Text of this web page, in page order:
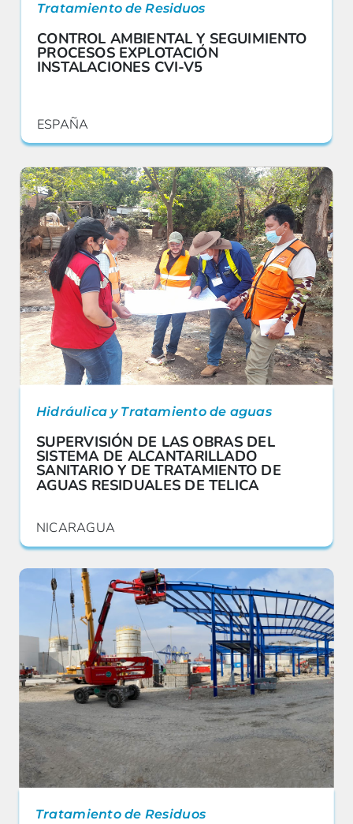
Tratamiento de Residuos
CONTROL AMBIENTAL Y SEGUIMIENTO
PROCESOS EXPLOTACIÓN
INSTALACIONES CVI-V5
ESPAÑA
Hidráulica y Tratamiento de aguas
SUPERVISIÓN DE LAS OBRAS DEL
SISTEMA DE ALCANTARILLADO
SANITARIO Y DE TRATAMIENTO DE
AGUAS RESIDUALES DE TELICA
NICARAGUA
Tratamiento de Residuos